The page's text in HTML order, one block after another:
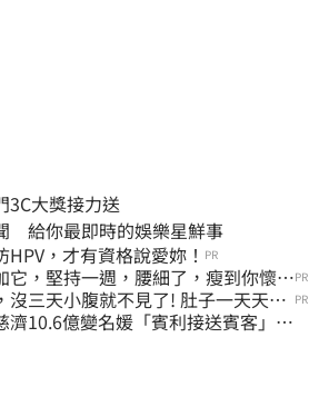
大獎接力送
給你最即時的娛樂星鮮事
，才有資格說愛妳！ PR
它，堅持一週，腰細了，瘦到你懷疑PR
沒三天小腹就不見了! 肚子一天天變 PR
濟10.6億變名媛「賓利接送賓客」女